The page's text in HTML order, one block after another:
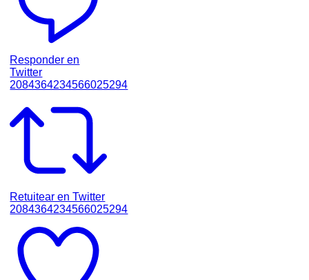
Responder en
Twitter
2084364234566025294
Retuitear en Twitter
2084364234566025294